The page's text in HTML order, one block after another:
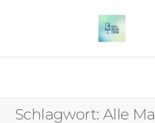
Schlagwort: Alle